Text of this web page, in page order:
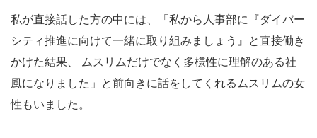
私が直接話した方の中には、「私から人事部に『ダイバー
シティ推進に向けて一緒に取り組みましょう』と直接働き
かけた結果、 ムスリムだけでなく多様性に理解のある社
風になりました」と前向きに話をしてくれるムスリムの女
性もいました。